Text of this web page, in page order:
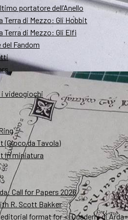
portatore dell’Anello
Terra di Mezzo: Gli Hobbit
Terra di Mezzo: Gli Elfi
del Fandom
i videogiochi
(Gioco da Tavola)
in miniatura
Call for Papers 2026
R. Scott Bakker
format for «I Quaderni di Arda»